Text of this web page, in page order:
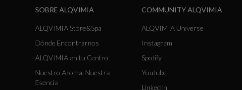
SOBRE ALQVIMIA
ALQVIMIA Store&Spa
Dónde Encontrarnos
ALQVIMIA en tu Centro
Nuestro Aroma, Nuestra
Esencia
COMMUNITY ALQVIMIA
ALQVIMIA Universe
Instagram
Spotify
Youtube
LinkedIn